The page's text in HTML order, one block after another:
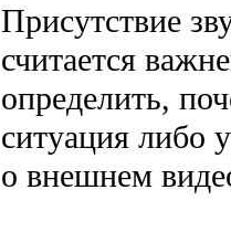
Присутствие
считается
определить,
ситуация либо
о внешнем